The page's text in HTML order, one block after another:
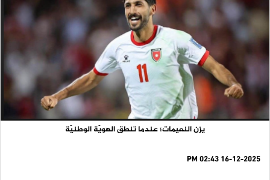
يزن النعيمات؛ عندما تنطق الهويّة الوطنيّة
16-12-2025 02:43 PM